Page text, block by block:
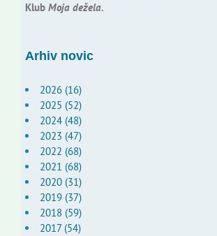
Klub Moja dežela.
Arhiv novic
2026 (16)
2025 (52)
2024 (48)
2023 (47)
2022 (68)
2021 (68)
2020 (31)
2019 (37)
2018 (59)
2017 (54)